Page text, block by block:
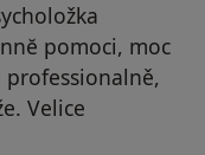
pomoci, moc
professionalně,
Velice